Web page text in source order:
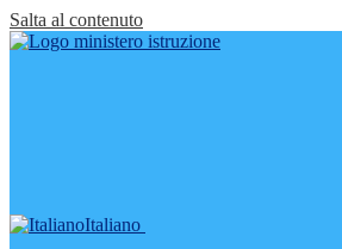
Salta al contenuto
Italiano